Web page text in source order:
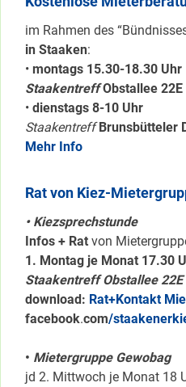
im Rahmen des
in Staaken:
• montags 15.30-18.30 Uhr
Staakentreff Obstallee 22E
• dienstags 8-10 Uhr
Staakentreff Brunsbütteler
Mehr Info
Rat von Kiez-
• Kiezsprechstunde
Infos + Rat von
1. Montag je Monat 17.30
Staakentreff Obstallee 22E
download: Rat+Kontakt
facebook.com/
• Mietergruppe Gewobag
jd 2. Mittwoch je Monat 18